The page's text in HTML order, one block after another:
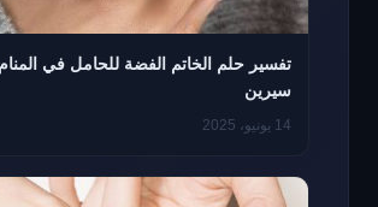
تفسير حلم الخاتم الفضة للحامل في
سيرين
14 يونيو، 2025